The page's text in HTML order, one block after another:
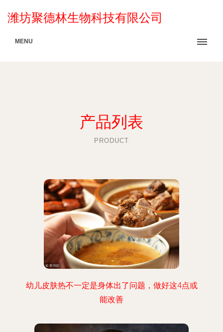
潍坊聚德林生物科技有限公司
MENU
产品列表
PRODUCT
幼儿皮肤热不一定是身体出了问题，做好这4点或
能改善